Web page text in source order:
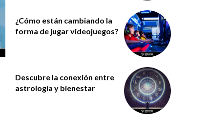
¿Cómo están cambiando la
forma de jugar videojuegos?
Descubre la conexión entre
astrología y bienestar